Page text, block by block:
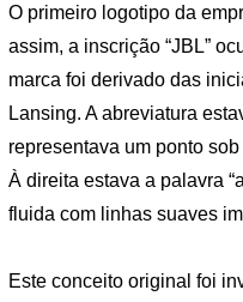
O primeiro logotipo da
assim, a inscrição “JBL”
marca foi derivado das
Lansing. A abreviatura
representava um ponto
À direita estava a palavra
fluida com linhas suaves
Este conceito original foi